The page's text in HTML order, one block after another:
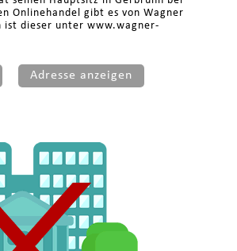
Onlinehandel gibt es von Wagner
ist dieser unter www.wagner-
Adresse anzeigen